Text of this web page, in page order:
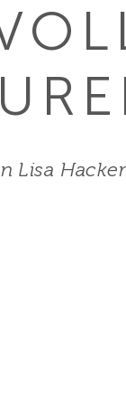
Lisa Hacker